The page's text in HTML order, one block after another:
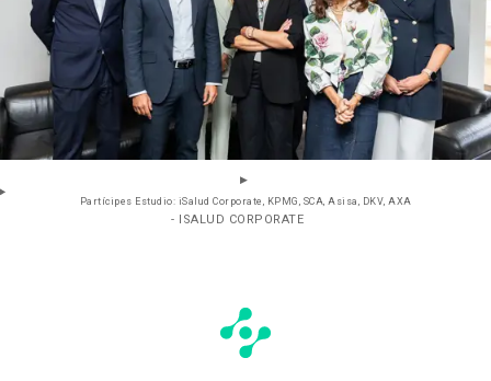
Partícipes Estudio: iSalud Corporate, KPMG, SCA, Asisa, DKV, AXA
- ISALUD CORPORATE